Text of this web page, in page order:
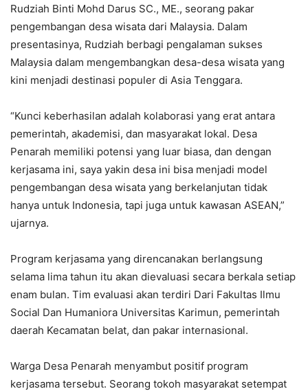
Rudziah Binti Mohd Darus SC., ME., seorang pakar
pengembangan desa wisata dari Malaysia. Dalam
presentasinya, Rudziah berbagi pengalaman sukses
Malaysia dalam mengembangkan desa-desa wisata yang
kini menjadi destinasi populer di Asia Tenggara.
“Kunci keberhasilan adalah kolaborasi yang erat antara
pemerintah, akademisi, dan masyarakat lokal. Desa
Penarah memiliki potensi yang luar biasa, dan dengan
kerjasama ini, saya yakin desa ini bisa menjadi model
pengembangan desa wisata yang berkelanjutan tidak
hanya untuk Indonesia, tapi juga untuk kawasan ASEAN,”
ujarnya.
Program kerjasama yang direncanakan berlangsung
selama lima tahun itu akan dievaluasi secara berkala setiap
enam bulan. Tim evaluasi akan terdiri Dari Fakultas Ilmu
Social Dan Humaniora Universitas Karimun, pemerintah
daerah Kecamatan belat, dan pakar internasional.
Warga Desa Penarah menyambut positif program
kerjasama tersebut. Seorang tokoh masyarakat setempat